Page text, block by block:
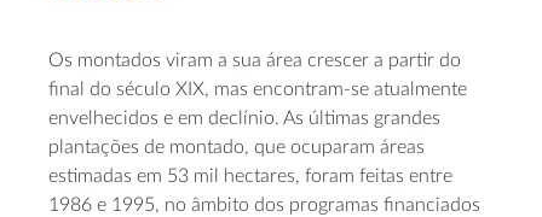
Os montados viram a sua área crescer a partir do
final do século XIX, mas encontram-se atualmente
envelhecidos e em declínio. As últimas grandes
plantações de montado, que ocuparam áreas
estimadas em 53 mil hectares, foram feitas entre
1986 e 1995, no âmbito dos programas financiados